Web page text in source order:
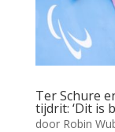
Ter Schure
tijdrit: ‘Dit is
door Robin